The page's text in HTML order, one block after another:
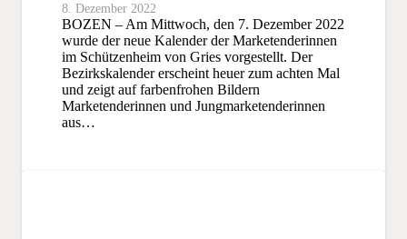
8. Dezember 2022
BOZEN – Am Mittwoch, den 7. Dezember 2022
wurde der neue Kalender der Marketenderinnen
im Schützenheim von Gries vorgestellt. Der
Bezirkskalender erscheint heuer zum achten Mal
und zeigt auf farbenfrohen Bildern
Marketenderinnen und Jungmarketenderinnen
aus…